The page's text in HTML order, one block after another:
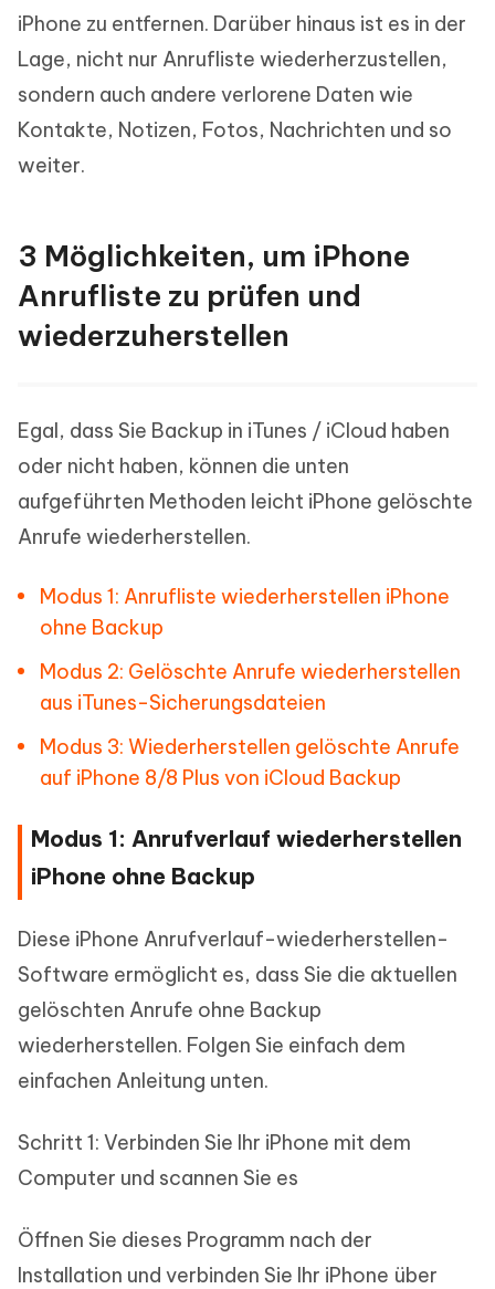
iPhone zu entfernen. Darüber hinaus ist es in der
Lage, nicht nur Anrufliste wiederherzustellen,
sondern auch andere verlorene Daten wie
Kontakte, Notizen, Fotos, Nachrichten und so
weiter.
3 Möglichkeiten, um iPhone
Anrufliste zu prüfen und
wiederzuherstellen
Egal, dass Sie Backup in iTunes / iCloud haben
oder nicht haben, können die unten
aufgeführten Methoden leicht iPhone gelöschte
Anrufe wiederherstellen.
Modus 1: Anrufliste wiederherstellen iPhone
ohne Backup
Modus 2: Gelöschte Anrufe wiederherstellen
aus iTunes-Sicherungsdateien
Modus 3: Wiederherstellen gelöschte Anrufe
auf iPhone 8/8 Plus von iCloud Backup
Modus 1: Anrufverlauf wiederherstellen
iPhone ohne Backup
Diese iPhone Anrufverlauf-wiederherstellen-
Software ermöglicht es, dass Sie die aktuellen
gelöschten Anrufe ohne Backup
wiederherstellen. Folgen Sie einfach dem
einfachen Anleitung unten.
Schritt 1: Verbinden Sie Ihr iPhone mit dem
Computer und scannen Sie es
Öffnen Sie dieses Programm nach der
Installation und verbinden Sie Ihr iPhone über